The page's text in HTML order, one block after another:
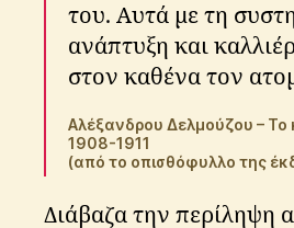
του. Αυτά με τη
ανάπτυξη και
στον καθένα τον
Αλέξανδρου Δελμούζου – Το
1908-1911
(από το οπισθόφυλλο της
Διάβαζα την περίληψη